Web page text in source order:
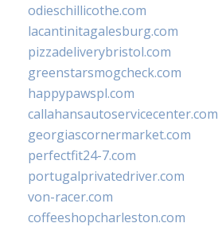
odieschillicothe.com
lacantinitagalesburg.com
pizzadeliverybristol.com
greenstarsmogcheck.com
happypawspl.com
callahansautoservicecenter.com
georgiascornermarket.com
perfectfit24-7.com
portugalprivatedriver.com
von-racer.com
coffeeshopcharleston.com